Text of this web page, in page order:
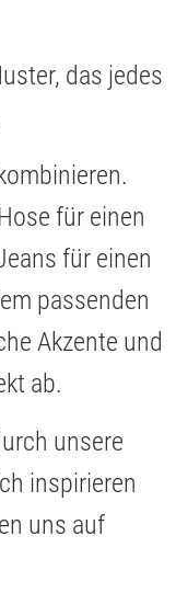
das jedes
für einen
für einen
passenden
Akzente und
ab.
unsere
inspirieren
uns auf